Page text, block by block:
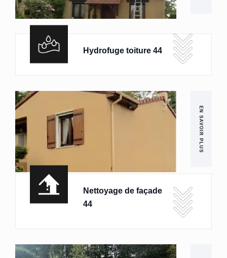
Hydrofuge toiture 44
EN SAVOIR PLUS
Nettoyage de façade
44